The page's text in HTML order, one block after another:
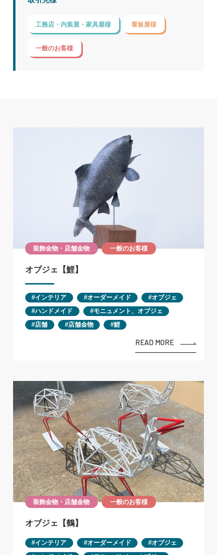
工務店・内装屋・家具屋様 看板屋様
一般のお客様
装飾金物・店舗金物 一般のお客様
オブジェ【鯉】
インテリア オーダーメイド
オブジェ
ハンドメイド
モニュメント、オブジェ
店舗
店舗金物 鯉
READ MORE
装飾金物・店舗金物 一般のお客様
オブジェ【鶴】
インテリア オーダーメイド
オブジェ